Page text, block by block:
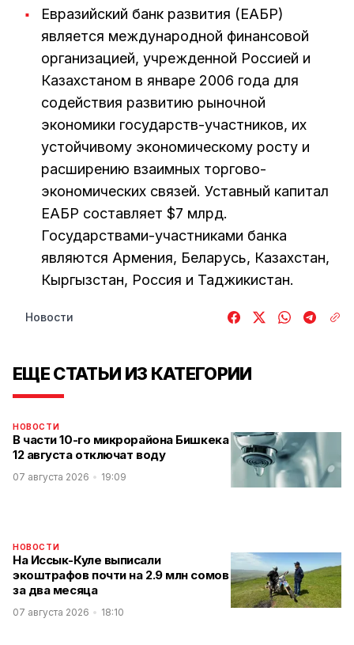
Евразийский банк развития (ЕАБР)
является международной финансовой
организацией, учрежденной Россией и
Казахстаном в январе 2006 года для
содействия развитию рыночной
экономики государств-участников, их
устойчивому экономическому росту и
расширению взаимных торгово-
экономических связей. Уставный капитал
ЕАБР составляет $7 млрд.
Государствами-участниками банка
являются Армения, Беларусь, Казахстан,
Кыргызстан, Россия и Таджикистан.
Новости
ЕЩЕ СТАТЬИ ИЗ КАТЕГОРИИ
НОВОСТИ
В части 10-го микрорайона Бишкека
12 августа отключат воду
07 августа 2026 19:09
НОВОСТИ
На Иссык-Куле выписали
экоштрафов почти на 2.9 млн сомов
за два месяца
07 августа 2026 18:10